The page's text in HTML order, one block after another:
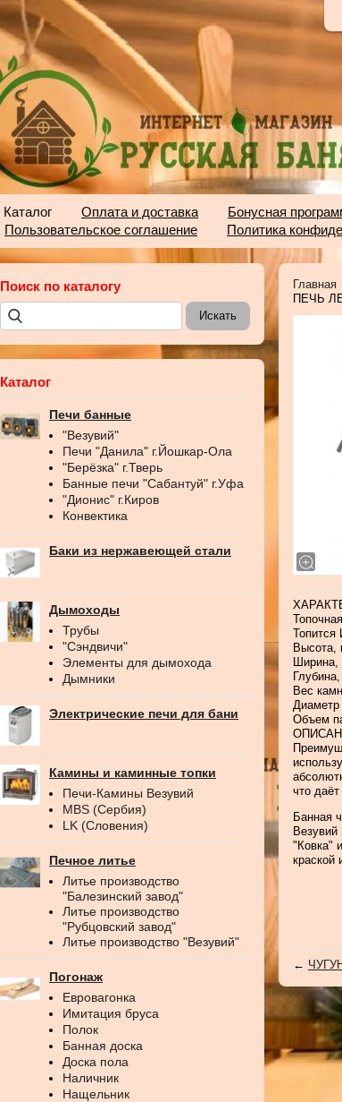
Каталог Оплата и доставка Бонусная
Пользовательское соглашение
Политика
Поиск по каталогу
Каталог
Печи банные
"Везувий"
Печи "Данила" г.Йошкар-Ола
"Берёзка" г.Тверь
Банные печи "Сабантуй" г.Уфа
"Дионис" г.Киров
Конвектика
Баки из нержавеющей стали
Дымоходы
Трубы
"Сэндвичи"
Элементы для дымохода
Дымники
Электрические печи для бани
Камины и каминные топки
Печи-Камины Везувий
MBS (Сербия)
LK (Словения)
Печное литье
Литье производство
"Балезинский завод"
Литье производство
"Рубцовский завод"
Литье производство "Везувий"
Погонаж
Евровагонка
Имитация бруса
Полок
Банная доска
Доска пола
Наличник
Нащельник
Главная
ПЕЧЬ
Топится
Высота,
Вес
Объем
что
Банная
"Ковка"
краской
←